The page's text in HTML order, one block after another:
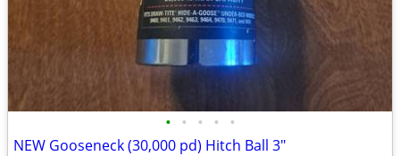
• • • • •
NEW Gooseneck (30,000 pd) Hitch Ball 3"